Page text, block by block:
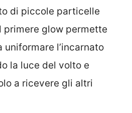
di piccole particelle
primere glow permette
uniformare l’incarnato
la luce del volto e
a ricevere gli altri